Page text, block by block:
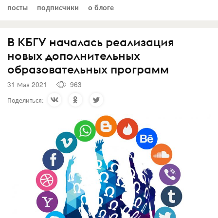
посты подписчики о блоге
В КБГУ началась реализация
новых дополнительных
образовательных программ
31 Мая 2021
963
Поделиться: